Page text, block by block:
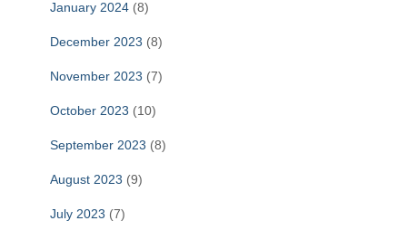
January 2024 (8)
December 2023 (8)
November 2023 (7)
October 2023 (10)
September 2023 (8)
August 2023 (9)
July 2023 (7)